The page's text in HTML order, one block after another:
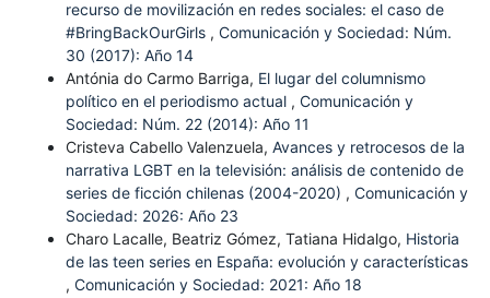
recurso de movilización en redes sociales: el caso de
#BringBackOurGirls , Comunicación y Sociedad: Núm.
30 (2017): Año 14
Antónia do Carmo Barriga, El lugar del columnismo
político en el periodismo actual , Comunicación y
Sociedad: Núm. 22 (2014): Año 11
Cristeva Cabello Valenzuela, Avances y retrocesos de la
narrativa LGBT en la televisión: análisis de contenido de
series de ficción chilenas (2004-2020) , Comunicación y
Sociedad: 2026: Año 23
Charo Lacalle, Beatriz Gómez, Tatiana Hidalgo, Historia
de las teen series en España: evolución y características
, Comunicación y Sociedad: 2021: Año 18